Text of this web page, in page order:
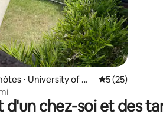
⋅ University of Gu Évaluation
5 (25)
chez-soi et des